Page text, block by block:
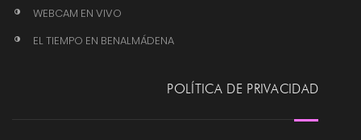
WEBCAM EN VIVO
EL TIEMPO EN BENALMÁDENA
POLÍTICA DE PRIVACIDAD